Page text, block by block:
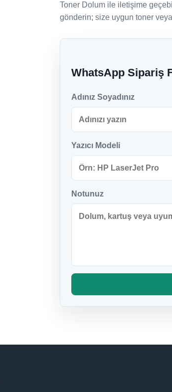
Toner Dolum ile iletişime
gönderin; size uygun toner
WhatsApp Sipariş
Adınız Soyadınız
Yazıcı Modeli
Notunuz